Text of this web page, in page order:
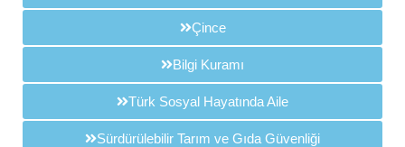
Çince
Bilgi Kuramı
Türk Sosyal Hayatında Aile
Sürdürülebilir Tarım ve Gıda Güvenliği